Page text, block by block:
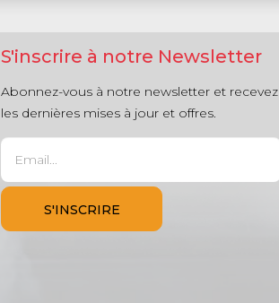
S'inscrire à notre Newsletter
Abonnez-vous à notre newsletter et recevez
les dernières mises à jour et offres.